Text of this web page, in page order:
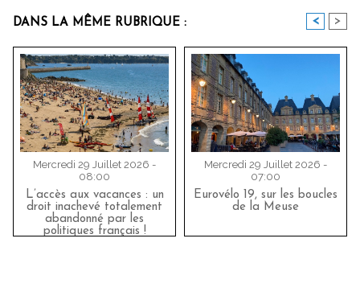
DANS LA MÊME RUBRIQUE : < >
Mercredi 29 Juillet 2026 -
08:00
L’accès aux vacances : un
droit inachevé totalement
abandonné par les
politiques français !
Mercredi 29 Juillet 2026 -
07:00
Eurovélo 19, sur les boucles
de la Meuse